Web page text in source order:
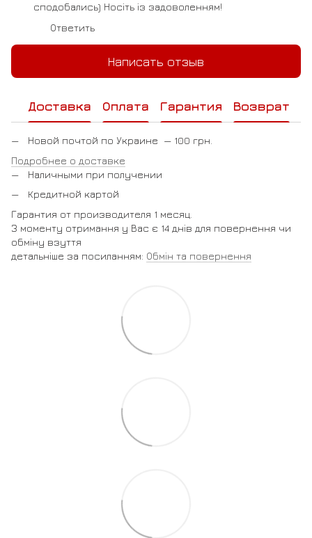
сподобались) Носіть із задоволенням!
Ответить
Написать отзыв
Доставка Оплата Гарантия Возврат
Новой почтой по Украине — 100 грн.
Подробнее о доставке
Наличными при получении
Кредитной картой
Гарантия от производителя 1 месяц.
З моменту отримання у Вас є 14 днів для повернення чи
обміну взуття
детальніше за посиланням: Обмін та повернення